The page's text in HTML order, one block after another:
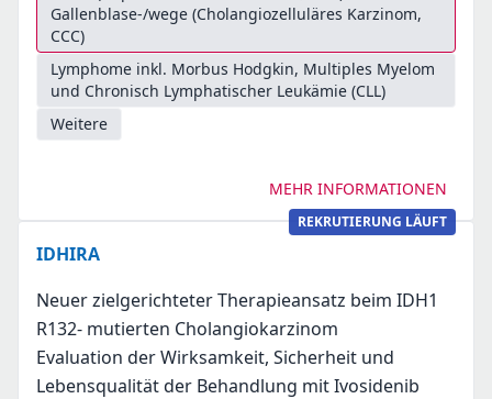
Gallenblase-/wege (Cholangiozelluläres Karzinom,
CCC)
Lymphome inkl. Morbus Hodgkin, Multiples Myelom
und Chronisch Lymphatischer Leukämie (CLL)
Weitere
MEHR INFORMATIONEN
REKRUTIERUNG LÄUFT
IDHIRA
Neuer zielgerichteter Therapieansatz beim IDH1
R132- mutierten Cholangiokarzinom
Evaluation der Wirksamkeit, Sicherheit und
Lebensqualität der Behandlung mit Ivosidenib